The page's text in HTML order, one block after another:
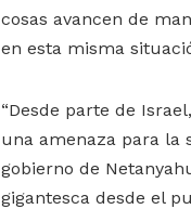
cosas avancen de
en esta misma
“Desde parte de
una amenaza para la
gobierno de
gigantesca desde el